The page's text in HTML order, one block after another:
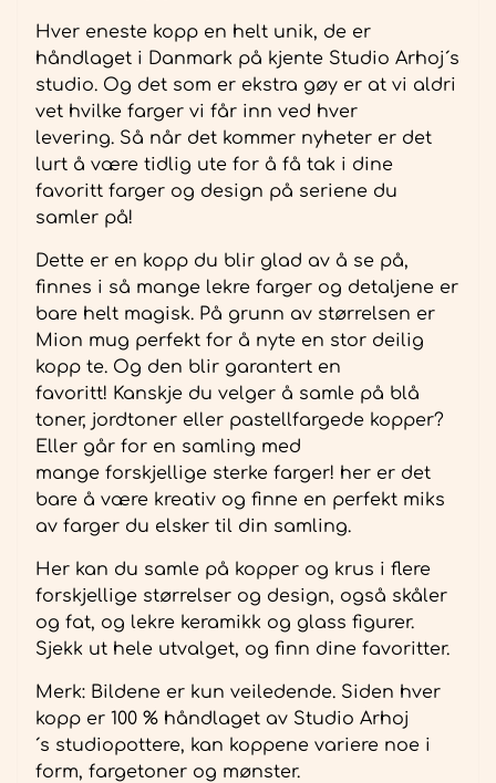
Hver eneste kopp en helt unik, de er
håndlaget i Danmark på kjente Studio Arhoj´s
studio. Og det som er ekstra gøy er at vi aldri
vet hvilke farger vi får inn ved hver
levering. Så når det kommer nyheter er det
lurt å være tidlig ute for å få tak i dine
favoritt farger og design på seriene du
samler på!
Dette er en kopp du blir glad av å se på,
finnes i så mange lekre farger og detaljene er
bare helt magisk. På grunn av størrelsen er
Mion mug perfekt for å nyte en stor deilig
kopp te. Og den blir garantert en
favoritt! Kanskje du velger å samle på blå
toner, jordtoner eller pastellfargede kopper?
Eller går for en samling med
mange forskjellige sterke farger! her er det
bare å være kreativ og finne en perfekt miks
av farger du elsker til din samling.
Her kan du samle på kopper og krus i flere
forskjellige størrelser og design, også skåler
og fat, og lekre keramikk og glass figurer.
Sjekk ut hele utvalget, og finn dine favoritter.
Merk: Bildene er kun veiledende. Siden hver
kopp er 100 % håndlaget av Studio Arhoj
´s studiopottere, kan koppene variere noe i
form, fargetoner og mønster.